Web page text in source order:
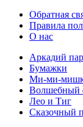
Обратная
Правила
О нас
Аркадий
Бумажки
Ми-ми-
Волшебный
Лео и Тиг
Сказочный